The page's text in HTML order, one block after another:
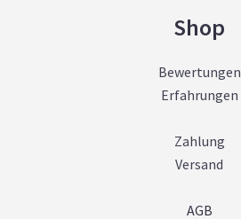
Shop
Bewertungen
Erfahrungen
Zahlung
Versand
AGB